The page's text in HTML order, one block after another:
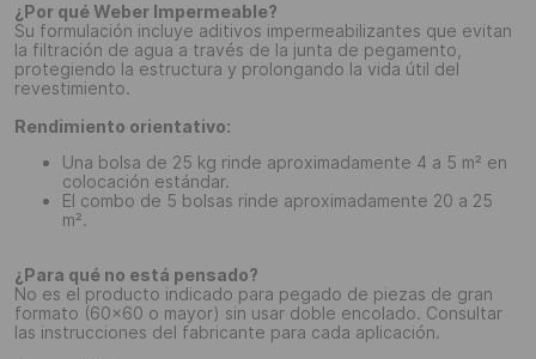
¿Por qué Weber Impermeable?
Su formulación incluye aditivos impermeabilizantes que evitan
la filtración de agua a través de la junta de pegamento,
protegiendo la estructura y prolongando la vida útil del
revestimiento.
Rendimiento orientativo:
Una bolsa de 25 kg rinde aproximadamente 4 a 5 m² en
colocación estándar.
El combo de 5 bolsas rinde aproximadamente 20 a 25
m².
¿Para qué no está pensado?
No es el producto indicado para pegado de piezas de gran
formato (60x60 o mayor) sin usar doble encolado. Consultar
las instrucciones del fabricante para cada aplicación.